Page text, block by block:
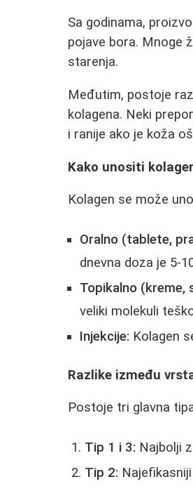
Sa godinama,
pojave bora. Mnoge
starenja.
Međutim, postoje
kolagena. Neki
i ranije ako je koža
Kako unositi
Kolagen se može
Oralno (tablete,
dnevna doza je 5-
Topikalno (kreme,
veliki molekuli
Injekcije: Kolagen
Razlike između
Postoje tri glavna
Tip 1 i 3: Najbolji
Tip 2: